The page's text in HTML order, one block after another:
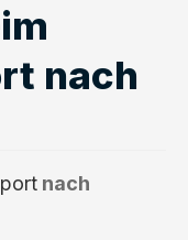
nach
nach